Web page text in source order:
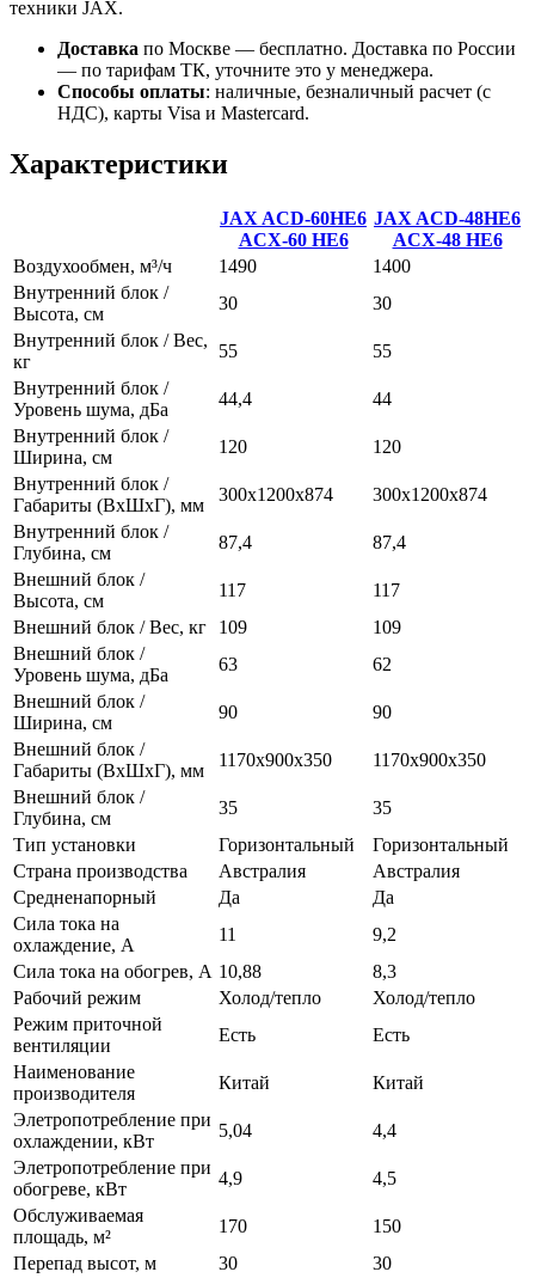
техники JAX.
Доставка по Москве — бесплатно. Доставка по России
— по тарифам ТК, уточните это у менеджера.
Способы оплаты: наличные, безналичный расчет (с
НДС), карты Visa и Mastercard.
Характеристики
JAX ACD-60НE6
ACX-60 НE6
JAX ACD-48НE6
ACX-48 НE6
Воздухообмен, м³/ч
1490
1400
Внутренний блок /
Высота, см
30
30
Внутренний блок / Вес,
кг
55
55
Внутренний блок /
Уровень шума, дБа
44,4
44
Внутренний блок /
Ширина, см
120
120
Внутренний блок /
Габариты (ВхШхГ), мм
300x1200х874
300x1200х874
Внутренний блок /
Глубина, см
87,4
87,4
Внешний блок /
Высота, см
117
117
Внешний блок / Вес, кг
109
109
Внешний блок /
Уровень шума, дБа
63
62
Внешний блок /
Ширина, см
90
90
Внешний блок /
Габариты (ВхШхГ), мм
1170x900х350
1170x900х350
Внешний блок /
Глубина, см
35
35
Тип установки
Горизонтальный
Горизонтальный
Страна производства
Австралия
Австралия
Средненапорный
Да
Да
Сила тока на
охлаждение, А
11
9,2
Сила тока на обогрев, А 10,88
8,3
Рабочий режим
Холод/тепло
Холод/тепло
Режим приточной
вентиляции
Есть
Есть
Наименование
производителя
Китай
Китай
Элетропотребление при
охлаждении, кВт
5,04
4,4
Элетропотребление при
обогреве, кВт
4,9
4,5
Обслуживаемая
площадь, м²
170
150
Перепад высот, м
30 30